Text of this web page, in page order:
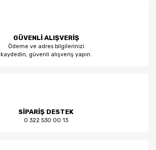
GÜVENLİ ALIŞVERİŞ
Ödeme ve adres bilgilerinizi
kaydedin, güvenli alışveriş yapın.
SİPARİŞ DESTEK
0 322 530 00 13